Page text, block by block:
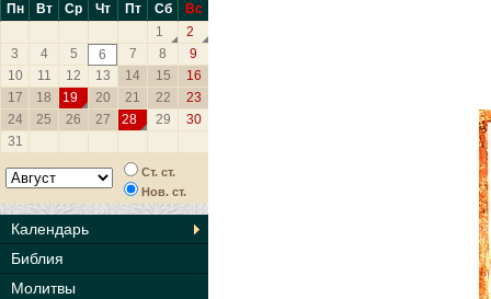
Пн Вт Ср Чт Пт Сб
Вс
1
2
3
4 5 6 7 8
9
10
11 12 13 14 15
16
17
18 19 20 21 22
23
24
25 26 27 28 29
30
31
Ст. ст.
Нов. ст.
Календарь
Библия
Молитвы